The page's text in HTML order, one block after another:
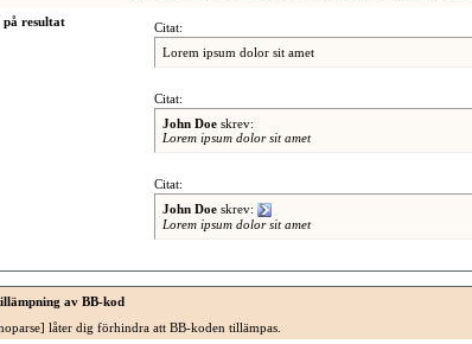
på resultat
Citat:
Lorem ipsum dolor sit amet
Citat:
John Doeskrev:
Lorem ipsum dolor sit amet
Citat:
John Doeskrev:
Lorem ipsum dolor sit amet
av BB-kod
låter dig förhindra att BB-koden tillämpas.